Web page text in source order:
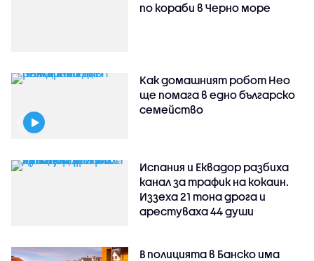
по кораби в Черно море
Как домашният робот Нео
ще помага в едно българско
семейство
Испания и Еквадор разбиха
канал за трафик на кокаин.
Иззеха 21 тона дрога и
арестуваха 44 души
В полицията в Банско има